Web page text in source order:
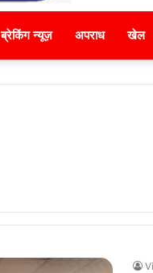
ब्रेकिंग न्यूज़ अपराध खेल